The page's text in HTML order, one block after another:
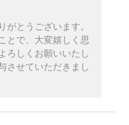
がとうございます。
とで、大変嬉しく思
ろしくお願いいたし
させていただきまし